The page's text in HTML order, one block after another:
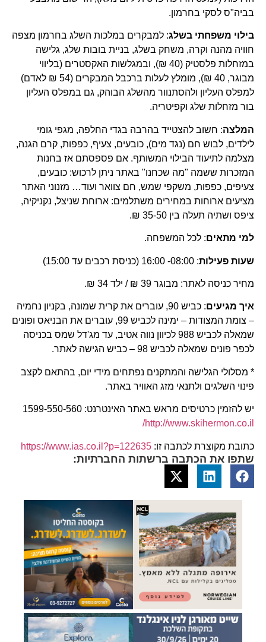
בביה"ס לסקי בחרמון.
בילוי משפחתי בשלג: למבקרים במלכות השלג בחרמון מצפה
חוויה מהנה וקרה, משחק בשלג, בניית בובות שלג, גלישה
במזחלות פלסטיק (40 ₪), ובמגלשות האקסטרים (בליווי
מבוגר, 40 ₪), מומלץ לעלות ברכבל המבקרים (54 ₪ לאדם)
למפלס העליון ולהסתנוור מהשלג הבוהק, גם במפלס העליון
בור מזחלות שלג וקפיטריה.
המלצה: חשוב להצטייד בהרבה בגדי החלפה, מגפי גומי
לילדים, לבוש חם (נגד מים), כובעים, צעיף, כפפות, קרם הגנה,
מצלמה לתיעוד הבילוי המשותף. אם פספסתם אז בחנות
המזכרות ששמה "מה שכחנו" באתר ניתן לרכוש: כובעים,
צעיפים, כפפות, משקפי שמש, חם צוואר ועוד… מזנוני האתר
מציעים ארוחות במחירים משתלמים: ארוחת שניצל, נקניקיה,
ציפס ושתיה תעלה בין 35-50 ₪.
למי מתאים: לכל המשפחה.
שעות פעילות: 08:00- 16:00 (כניסת רכבים עד 15:00)
מחיר כניסה לאתר: מבוגר 39 ₪ / ילד 34 ₪.
איך מגיעים
: כביש 90, עוברים את קרית שמונה, בקניון נחמיה
– צומת המצודות – ימינה לכביש 99, עוברים את הבניאס ופונים
שמאלה לכביש 988 לכיוון נווה אטיב, עד מג'דל שמס בכניסה
לכפר פונים שמאלה לכביש 98 – כביש הגישה לאתר.
* מסלולי הגלישה והמתקנים נפתחים מידי יום, בהתאם לקצב
פינוי השלגים ולתנאי מזג האוויר באתר.
יש להזמין כרטיסים מראש באתר האינטרנט: 1599-550-560
http://www.skihermon.co.il/
כתובת מקוצרת לכתבה זו: https://www.ias.co.il?p=122635
שתפו את הכתבה ברשתות החברתיות: